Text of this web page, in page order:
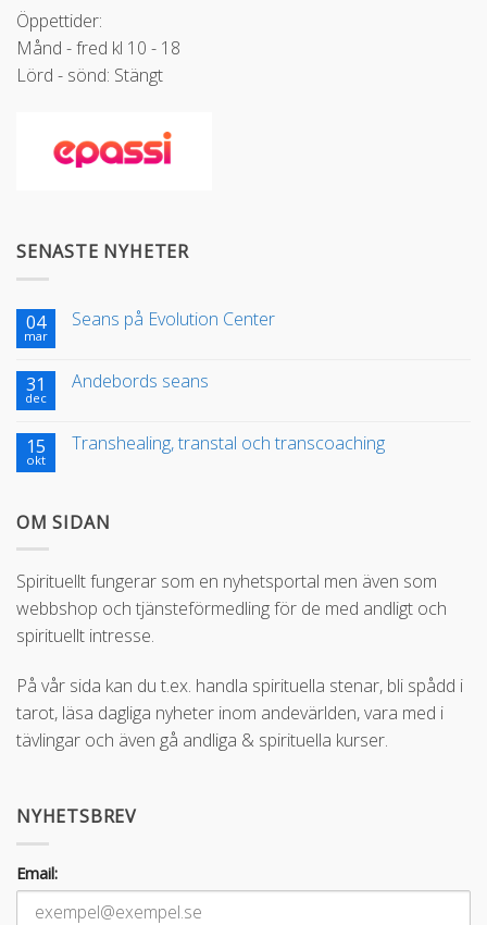
Öppettider:
Månd - fred kl 10 - 18
Lörd - sönd: Stängt
SENASTE NYHETER
04
mar
Seans på Evolution Center
31
dec
Andebords seans
15
okt
Transhealing, transtal och transcoaching
OM SIDAN
Spirituellt fungerar som en nyhetsportal men även som
webbshop och tjänsteförmedling för de med andligt och
spirituellt intresse.
På vår sida kan du t.ex. handla spirituella stenar, bli spådd i
tarot, läsa dagliga nyheter inom andevärlden, vara med i
tävlingar och även gå andliga & spirituella kurser.
NYHETSBREV
Email: